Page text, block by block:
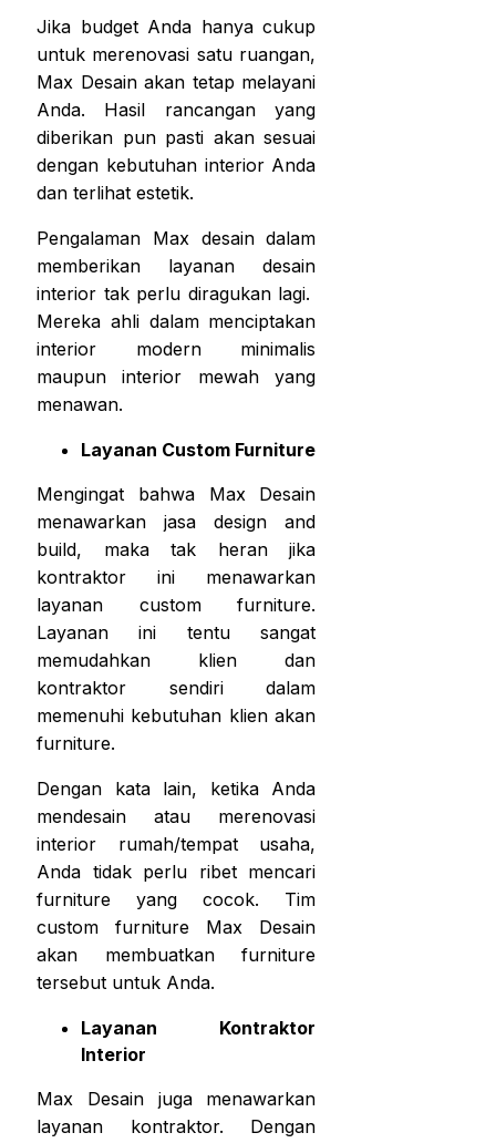
Jika budget Anda hanya cukup
untuk merenovasi satu ruangan,
Max Desain akan tetap melayani
Anda. Hasil rancangan yang
diberikan pun pasti akan sesuai
dengan kebutuhan interior Anda
dan terlihat estetik.
Pengalaman Max desain dalam
memberikan layanan desain
interior tak perlu diragukan lagi.
Mereka ahli dalam menciptakan
interior modern minimalis
maupun interior mewah yang
menawan.
Layanan Custom Furniture
Mengingat bahwa Max Desain
menawarkan jasa design and
build, maka tak heran jika
kontraktor ini menawarkan
layanan custom furniture.
Layanan ini tentu sangat
memudahkan klien dan
kontraktor sendiri dalam
memenuhi kebutuhan klien akan
furniture.
Dengan kata lain, ketika Anda
mendesain atau merenovasi
interior rumah/tempat usaha,
Anda tidak perlu ribet mencari
furniture yang cocok. Tim
custom furniture Max Desain
akan membuatkan furniture
tersebut untuk Anda.
Layanan Kontraktor
Interior
Max Desain juga menawarkan
layanan kontraktor. Dengan